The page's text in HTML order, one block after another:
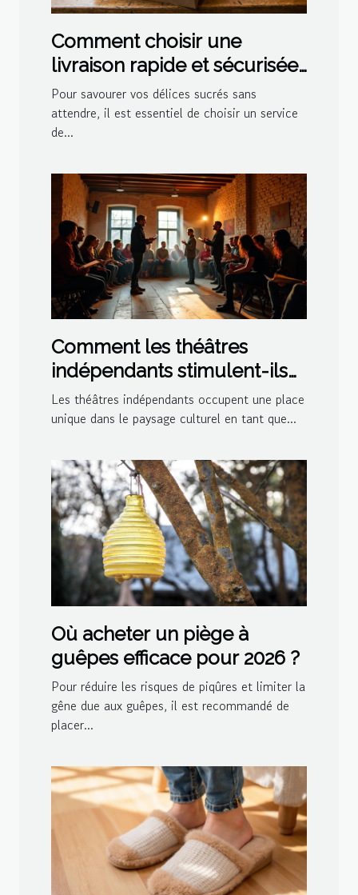
Comment choisir une
livraison rapide et sécurisée
pour vos délices sucrés ?
Pour savourer vos délices sucrés sans
attendre, il est essentiel de choisir un service
de...
Comment les théâtres
indépendants stimulent-ils
la créativité culturelle ?
Les théâtres indépendants occupent une place
unique dans le paysage culturel en tant que...
Où acheter un piège à
guêpes efficace pour 2026 ?
Pour réduire les risques de piqûres et limiter la
gêne due aux guêpes, il est recommandé de
placer...